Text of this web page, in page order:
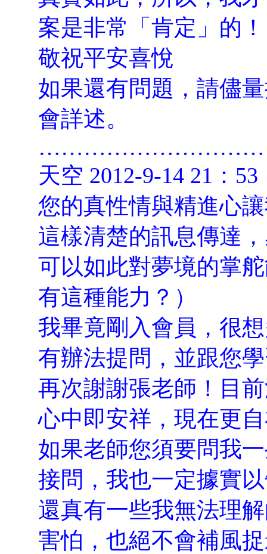
案是非常「肯定」的！
敬祝平安喜悅
如果還有問題，請儘
會詳述。
天空 2012-9-14 21：53
您的真性情與精進心
這樣清楚的訊息傳達
可以如此對夢境的掌
有這種能力？）
我畢竟剛入會員，很
有辦法提問，並跟您
再次謝謝張老師！目
心中即安祥，現在更
如果老師您須要問我
接問，我也一定據實
還真有一些我無法理
害怕，也絕不會補風